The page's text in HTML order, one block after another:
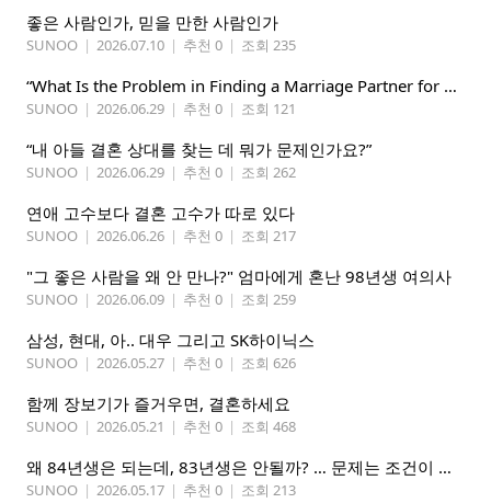
좋은 사람인가, 믿을 만한 사람인가
SUNOO | 2026.07.10 | 추천 0 | 조회 235
“What Is the Problem in Finding a Marriage Partner for My Son?”
SUNOO | 2026.06.29 | 추천 0 | 조회 121
“내 아들 결혼 상대를 찾는 데 뭐가 문제인가요?”
SUNOO | 2026.06.29 | 추천 0 | 조회 262
연애 고수보다 결혼 고수가 따로 있다
SUNOO | 2026.06.26 | 추천 0 | 조회 217
"그 좋은 사람을 왜 안 만나?" 엄마에게 혼난 98년생 여의사
SUNOO | 2026.06.09 | 추천 0 | 조회 259
삼성, 현대, 아.. 대우 그리고 SK하이닉스
SUNOO | 2026.05.27 | 추천 0 | 조회 626
함께 장보기가 즐거우면, 결혼하세요
SUNOO | 2026.05.21 | 추천 0 | 조회 468
왜 84년생은 되는데, 83년생은 안될까? … 문제는 조건이 아니라 고집
SUNOO | 2026.05.17 | 추천 0 | 조회 213